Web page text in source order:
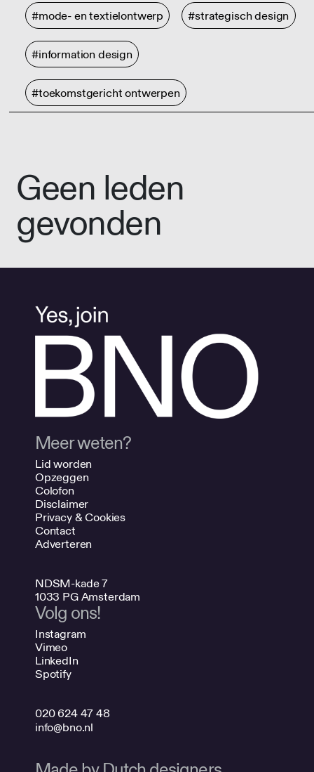
#mode- en textielontwerp #strategisch design
#information design
#toekomstgericht ontwerpen
Geen leden
gevonden
Meer weten?
Lid worden
Opzeggen
Colofon
Disclaimer
Privacy & Cookies
Contact
Adverteren
NDSM-kade 7
1033 PG Amsterdam
Volg ons!
Instagram
Vimeo
LinkedIn
Spotify
020 624 47 48
info@bno.nl